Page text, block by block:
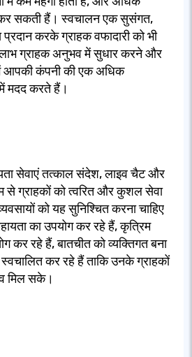
कर सकती हैं। स्वचालन एक सुसंगत,
प्रदान करके ग्राहक वफादारी को भी
ग्राहक अनुभव में सुधार करने और
कंपनी की एक अधिक
मदद करते हैं।
सेवाएं तत्काल संदेश, लाइव चैट और
से ग्राहकों को त्वरित और कुशल सेवा
को यह सुनिश्चित करना चाहिए
का उपयोग कर रहे हैं, कृत्रिम
कर रहे हैं, बातचीत को व्यक्तिगत बना
कर रहे हैं ताकि उनके ग्राहकों
मिल सके।